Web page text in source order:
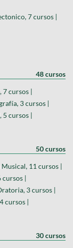
7 cursos |
48 cursos
7 cursos |
3 cursos |
5 cursos |
50 cursos
11 cursos |
cursos |
3 cursos |
cursos |
30 cursos